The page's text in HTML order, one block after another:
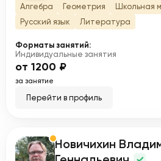
Алгебра Геометрия
Школьная
Русский язык
Литература
Форматы занятий:
Индивидуальные занятия
от 1200 ₽
за занятие
Перейти в профиль
Новичихин